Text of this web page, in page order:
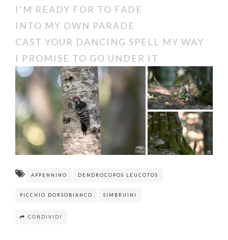
I’M READY FOR TO FADE
INTO MY OWN PARADE
CAST YOUR DANCING SPELL MY WAY
I PROMISE TO GO UNDER IT
APPENNINO DENDROCOPOS LEUCOTOS
PICCHIO DORSOBIANCO SIMBRUINI
CONDIVIDI